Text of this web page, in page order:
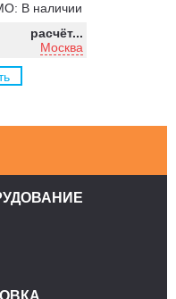
В наличии
расчёт...
Москва